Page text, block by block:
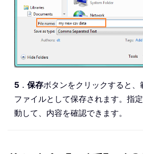
5 ． 保存ボタンをクリックすると
ファイルとして保存されます。指
動して、内容を確認できます。